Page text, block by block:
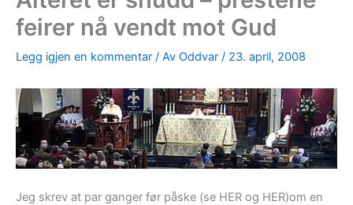
feirer nå vendt mot Gud
Legg igjen en kommentar / Av Oddvar / 23. april, 2008
Jeg skrev at par ganger før påske (se HER og HER)om en